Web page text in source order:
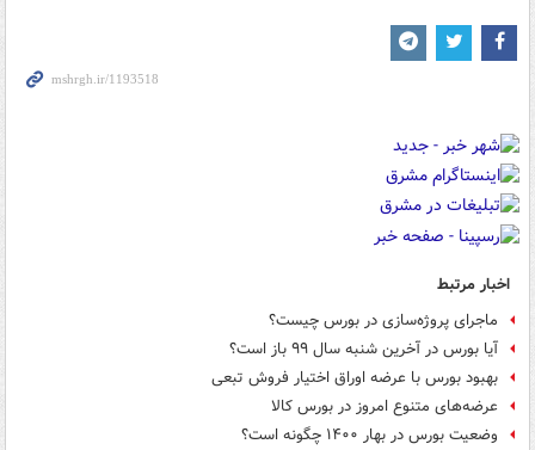
اخبار مرتبط
ماجرای پروژه‌سازی در بورس چیست؟
آیا بورس در آخرین شنبه سال ۹۹ باز است؟
بهبود بورس با عرضه اوراق اختیار فروش تبعی
عرضه‌های متنوع امروز در بورس کالا
وضعیت بورس در بهار ۱۴۰۰ چگونه است؟